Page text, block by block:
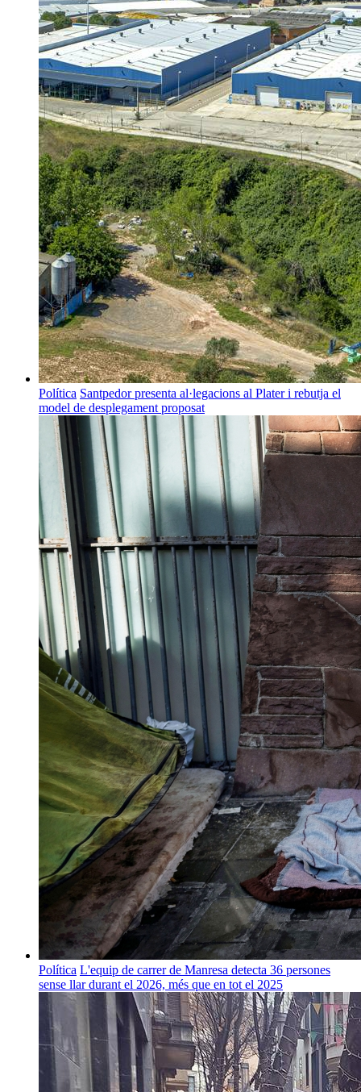
Política Santpedor presenta al·legacions al Plater i rebutja el
model de desplegament proposat
Política L'equip de carrer de Manresa detecta 36 persones
sense llar durant el 2026, més que en tot el 2025